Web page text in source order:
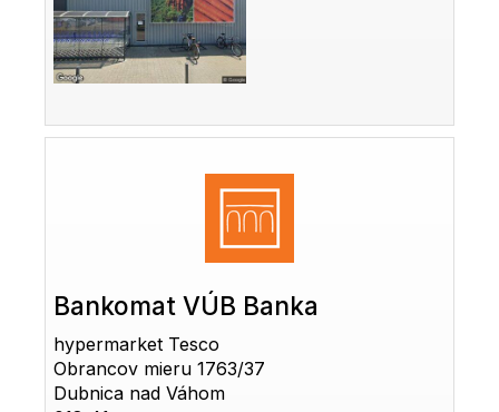
Bankomat VÚB Banka
hypermarket Tesco
Obrancov mieru 1763/37
Dubnica nad Váhom